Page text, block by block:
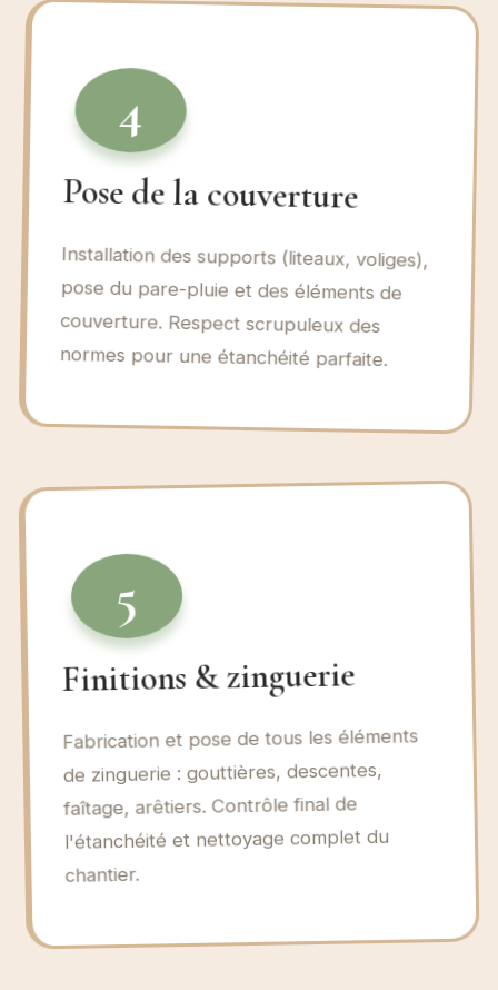
4
Pose de la couverture
Installation des supports (liteaux, voliges),
pose du pare-pluie et des éléments de
couverture. Respect scrupuleux des
normes pour une étanchéité parfaite.
5
Finitions & zinguerie
Fabrication et pose de tous les éléments
de zinguerie : gouttières, descentes,
faîtage, arêtiers. Contrôle final de
l'étanchéité et nettoyage complet du
chantier.